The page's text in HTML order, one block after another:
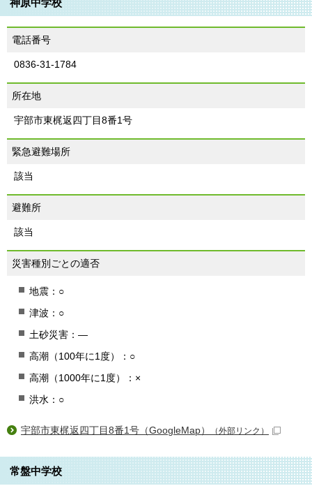
電話番号
0836-31-1784
所在地
宇部市東梶返四丁目8番1号
緊急避難場所
該当
避難所
該当
災害種別ごとの適否
地震：○
津波：○
土砂災害：―
高潮（100年に1度）：○
高潮（1000年に1度）：×
洪水：○
宇部市東梶返四丁目8番1号（GoogleMap） （外部リンク）
常盤中学校